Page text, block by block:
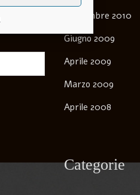
Settembre 2010
Giugno 2009
Aprile 2009
Marzo 2009
Aprile 2008
Categorie